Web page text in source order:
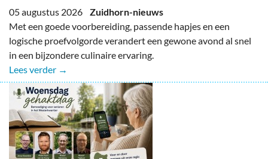
05 augustus 2026 Zuidhorn-nieuws
Met een goede voorbereiding, passende hapjes en een
logische proefvolgorde verandert een gewone avond al snel
in een bijzondere culinaire ervaring.
Lees verder →